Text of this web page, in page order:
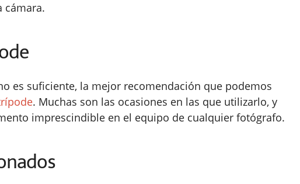
cámara.
es suficiente, la mejor recomendación que podemos
. Muchas son las ocasiones en las que utilizarlo, y
imprescindible en el equipo de cualquier fotógrafo.